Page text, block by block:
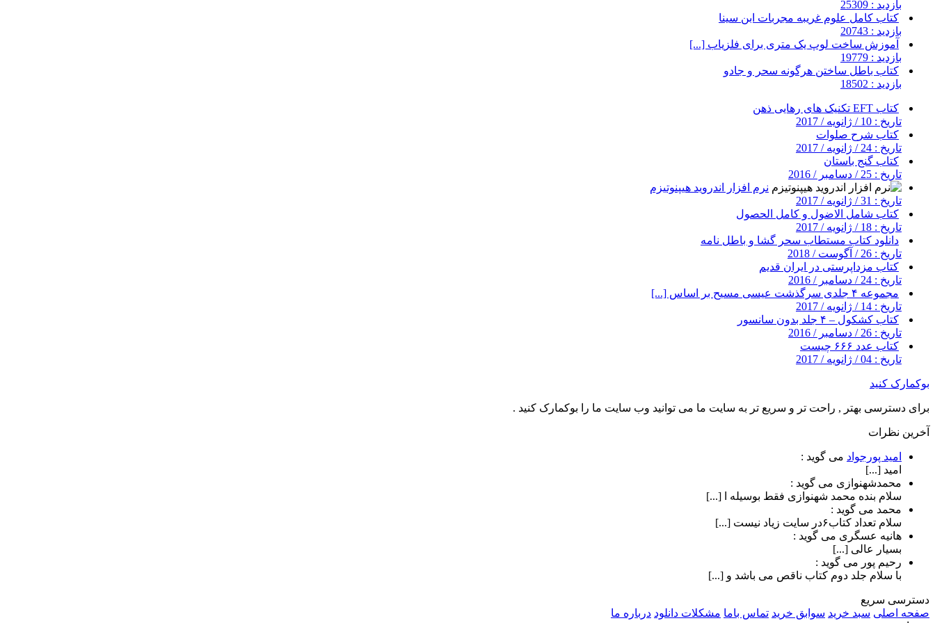
بازدید : 25309
کتاب کامل علوم غریبه مجربات ابن سینا
بازدید : 20743
آموزش ساخت لوپ یک متری برای فلزیاب [...]
بازدید : 19779
کتاب باطل ساختن هرگونه سحر و جادو
بازدید : 18502
کتاب EFT تکنیک های رهایی ذهن
تاریخ : 10 / ژانویه / 2017
کتاب شرح صلوات
تاریخ : 24 / ژانویه / 2017
کتاب گنج باستان
تاریخ : 25 / دسامبر / 2016
نرم افزار اندروید هیپنوتیزم
تاریخ : 31 / ژانویه / 2017
کتاب شامل الاضول و کامل الحصول
تاریخ : 18 / ژانویه / 2017
دانلود کتاب مستطاب سحر گشا و باطل نامه
تاریخ : 26 / آگوست / 2018
کتاب مزداپرستی در ایران قدیم
تاریخ : 24 / دسامبر / 2016
مجموعه ۴ جلدی سرگذشت عیسی مسیح بر اساس [...]
تاریخ : 14 / ژانویه / 2017
کتاب کشکول – ۴ جلد بدون سانسور
تاریخ : 26 / دسامبر / 2016
کتاب عدد ۶۶۶ چیست
تاریخ : 04 / ژانویه / 2017
بوکمارک کنید
برای دسترسی بهتر , راحت تر و سریع تر به سایت ما می توانید وب سایت ما را بوکمارک کنید .
آخرین نظرات
امید پورجواد می گوید :
امید [...]
محمدشهنوازی می گوید :
سلام بنده محمد شهنوازی فقط بوسیله ا [...]
محمد می گوید :
سلام تعداد کتاب۶در سایت زیاد نیست [...]
هانیه عسگری می گوید :
بسیار عالی [...]
رحیم پور می گوید :
با سلام جلد دوم کتاب ناقص می باشد و [...]
دسترسی سریع
صفحه اصلی سبد خرید سوابق خرید تماس باما مشکلات دانلود درباره ما